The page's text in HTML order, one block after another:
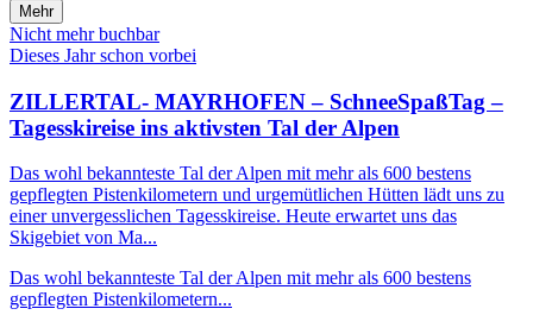
Mehr
Nicht mehr buchbar
Dieses Jahr schon vorbei
ZILLERTAL- MAYRHOFEN – SchneeSpaßTag –
Tagesskireise ins aktivsten Tal der Alpen
Das wohl bekannteste Tal der Alpen mit mehr als 600 bestens
gepflegten Pistenkilometern und urgemütlichen Hütten lädt uns zu
einer unvergesslichen Tagesskireise. Heute erwartet uns das
Skigebiet von Ma...
Das wohl bekannteste Tal der Alpen mit mehr als 600 bestens
gepflegten Pistenkilometern...